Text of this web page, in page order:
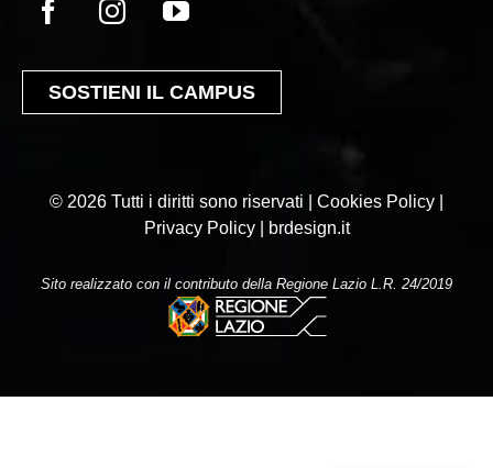
SOSTIENI IL CAMPUS
© 2026 Tutti i diritti sono riservati | Cookies Policy |
Privacy Policy |
brdesign.it
Sito realizzato con il contributo della Regione Lazio L.R. 24/2019